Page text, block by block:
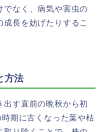
でなく、病気や害虫の
長を妨げたりするこ
方法
出す直前の晩秋から初
期に古くなった葉や枯